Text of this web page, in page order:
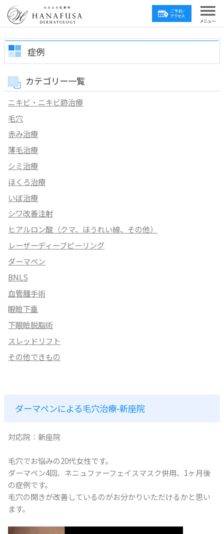
症例
カテゴリー一覧
ニキビ・ニキビ跡治療
毛穴
赤み治療
薄毛治療
シミ治療
ほくろ治療
いぼ治療
シワ改善注射
ヒアルロン酸（クマ、ほうれい線、その他）
レーザーディーブピーリング
ダーマペン
BNLS
血管腫手術
眼瞼下垂
下眼瞼脱脂術
スレッドリフト
その他できもの
ダーマペンによる毛穴治療-新座院
対応院：新座院
毛穴でお悩みの20代女性です。
ダーマペン4回、ネニュファーフェイスマスク併用、1ヶ月後
の症例です。
毛穴の開きが改善しているのがお分かりいただけるかと思い
ます。